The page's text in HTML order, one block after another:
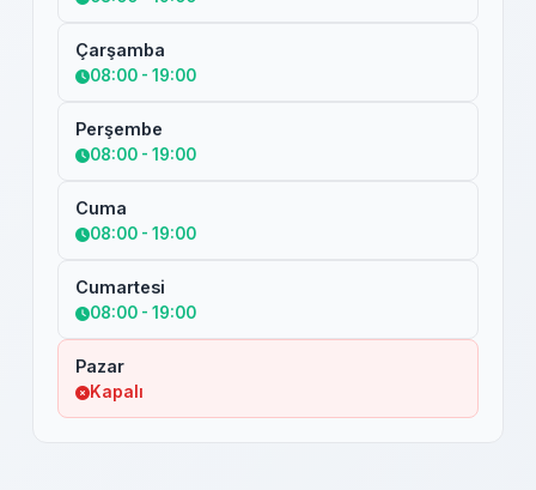
Çarşamba
08:00 - 19:00
Perşembe
08:00 - 19:00
Cuma
08:00 - 19:00
Cumartesi
08:00 - 19:00
Pazar
Kapalı